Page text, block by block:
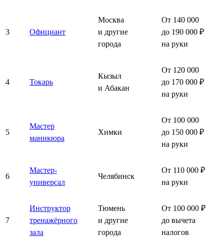
3 Официант
Москва
и другие
города
От 140 000
до 190 000 ₽
на руки
4 Токарь
Кызыл
и Абакан
От 120 000
до 170 000 ₽
на руки
5
Мастер
маникюра
Химки
От 100 000
до 150 000 ₽
на руки
6
Мастер-
универсал
Челябинск
От 110 000 ₽
на руки
7
Инструктор
тренажёрного
зала
Тюмень
и другие
города
От 100 000 ₽
до вычета
налогов